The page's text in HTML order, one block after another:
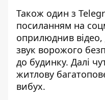
Також один з
посиланням на
оприлюднив
звук ворожого
до будинку. Далі
житлову
вибух.